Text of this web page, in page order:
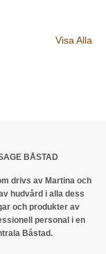
Visa Alla
BÅSTAD
drivs av Martina och
hudvård i alla dess
och produkter av
personal i en
Båstad.